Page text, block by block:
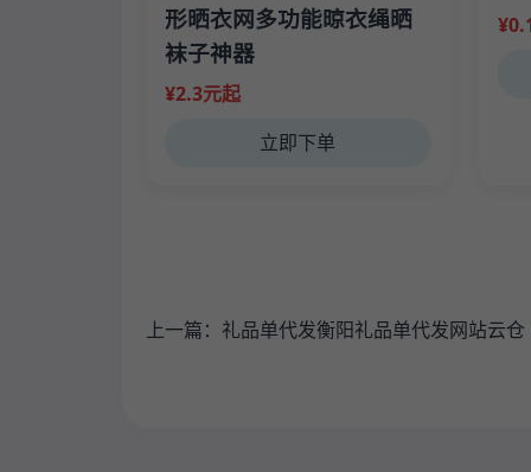
形晒衣网多功能晾衣绳晒
袜子神器
¥2.3元起
立即下单
上一篇： 礼品单代发衡阳礼品单代发网站云仓